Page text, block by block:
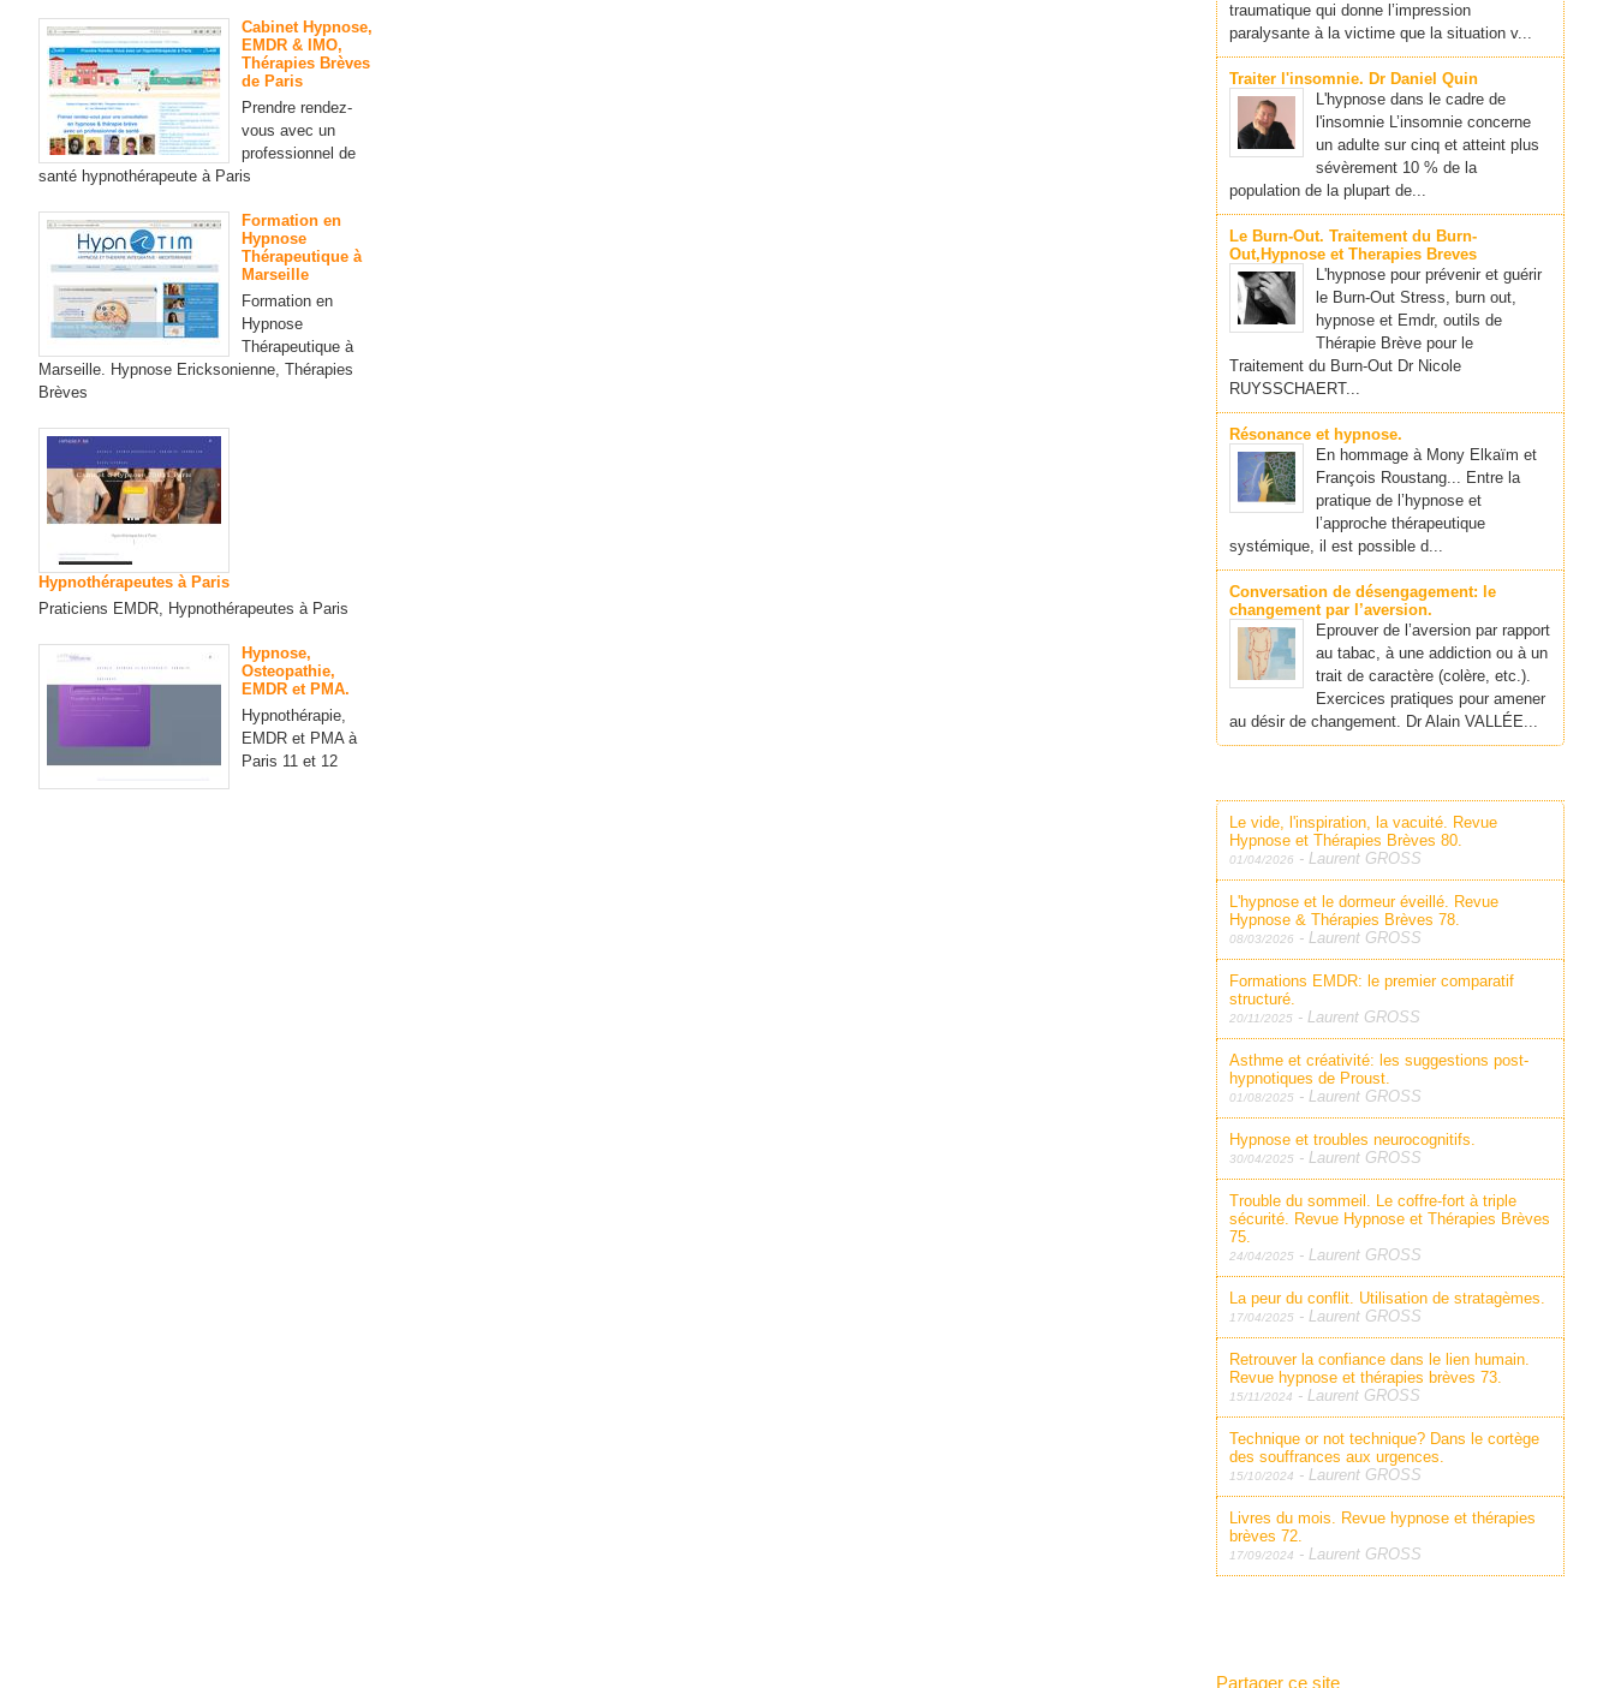
Cabinet Hypnose,
EMDR & IMO,
Thérapies Brèves
de Paris
Prendre rendez-
vous avec un
professionnel de
santé hypnothérapeute à Paris
Formation en
Hypnose
Thérapeutique à
Marseille
Formation en
Hypnose
Thérapeutique à
Marseille. Hypnose Ericksonienne, Thérapies
Brèves
Hypnothérapeutes à Paris
Praticiens EMDR, Hypnothérapeutes à Paris
Hypnose,
Osteopathie,
EMDR et PMA.
Hypnothérapie,
EMDR et PMA à
Paris 11 et 12
traumatique qui donne l’impression
paralysante à la victime que la situation v...
Traiter l'insomnie. Dr Daniel Quin
L'hypnose dans le cadre de
l'insomnie L’insomnie concerne
un adulte sur cinq et atteint plus
sévèrement 10 % de la
population de la plupart de...
Le Burn-Out. Traitement du Burn-
Out,Hypnose et Therapies Breves
L'hypnose pour prévenir et guérir
le Burn-Out Stress, burn out,
hypnose et Emdr, outils de
Thérapie Brève pour le
Traitement du Burn-Out Dr Nicole
RUYSSCHAERT...
Résonance et hypnose.
En hommage à Mony Elkaïm et
François Roustang... Entre la
pratique de l’hypnose et
l’approche thérapeutique
systémique, il est possible d...
Conversation de désengagement: le
changement par l’aversion.
Eprouver de l’aversion par rapport
au tabac, à une addiction ou à un
trait de caractère (colère, etc.).
Exercices pratiques pour amener
au désir de changement. Dr Alain VALLÉE...
Le vide, l'inspiration, la vacuité. Revue
Hypnose et Thérapies Brèves 80.
01/04/2026 - Laurent GROSS
L'hypnose et le dormeur éveillé. Revue
Hypnose & Thérapies Brèves 78.
08/03/2026 - Laurent GROSS
Formations EMDR: le premier comparatif
structuré.
20/11/2025 - Laurent GROSS
Asthme et créativité: les suggestions post-
hypnotiques de Proust.
01/08/2025 - Laurent GROSS
Hypnose et troubles neurocognitifs.
30/04/2025 - Laurent GROSS
Trouble du sommeil. Le coffre-fort à triple
sécurité. Revue Hypnose et Thérapies Brèves
75.
24/04/2025 - Laurent GROSS
La peur du conflit. Utilisation de stratagèmes.
17/04/2025 - Laurent GROSS
Retrouver la confiance dans le lien humain.
Revue hypnose et thérapies brèves 73.
15/11/2024 - Laurent GROSS
Technique or not technique? Dans le cortège
des souffrances aux urgences.
15/10/2024 - Laurent GROSS
Livres du mois. Revue hypnose et thérapies
brèves 72.
17/09/2024 - Laurent GROSS
Partager ce site